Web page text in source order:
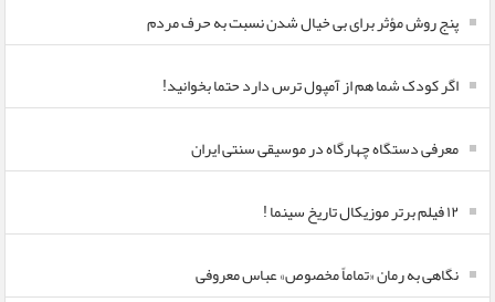
پنج روش مؤثر برای بی خیال شدن نسبت به حرف مردم
اگر کودک شما هم از آمپول ترس دارد حتما بخوانید!
معرفی دستگاه چهارگاه در موسیقی سنتی ایران
۱۲ فیلم برتر موزیکال تاریخ سینما !
نگاهی به رمان «تماماً مخصوص» عباس معروفی